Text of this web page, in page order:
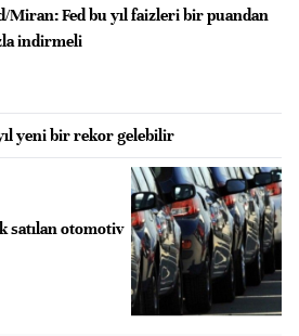
Miran: Fed bu yıl faizleri bir puandan
indirmeli
yeni bir rekor gelebilir
satılan otomotiv